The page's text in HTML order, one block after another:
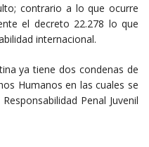
contrario a lo que ocurre
el decreto 22.278 lo que
internacional.
ya tiene dos condenas de
Humanos en las cuales se
Penal Juvenil